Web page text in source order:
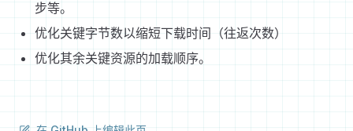
步等。
优化关键字节数以缩短下载时间（往返次数）
优化其余关键资源的加载顺序。